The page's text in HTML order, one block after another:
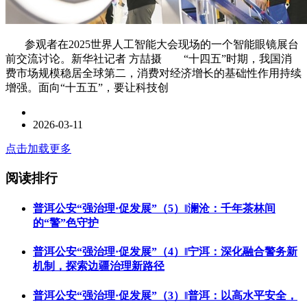
参观者在2025世界人工智能大会现场的一个智能眼镜展台
前交流讨论。新华社记者 方喆摄 “十四五”时期，我国消
费市场规模稳居全球第二，消费对经济增长的基础性作用持续
增强。面向“十五五”，要让科技创
2026-03-11
点击加载更多
阅读排行
普洱公安“强治理·促发展”（5）‖澜沧：千年茶林间
的“警”色守护
普洱公安“强治理·促发展”（4）‖宁洱：深化融合警务新
机制，探索边疆治理新路径
普洱公安“强治理·促发展”（3）‖普洱：以高水平安全，